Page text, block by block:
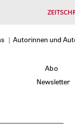
Autorinnen und
Abo
Newsletter